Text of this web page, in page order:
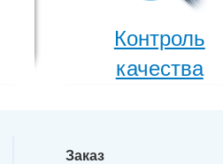
Контроль
качества
Заказ